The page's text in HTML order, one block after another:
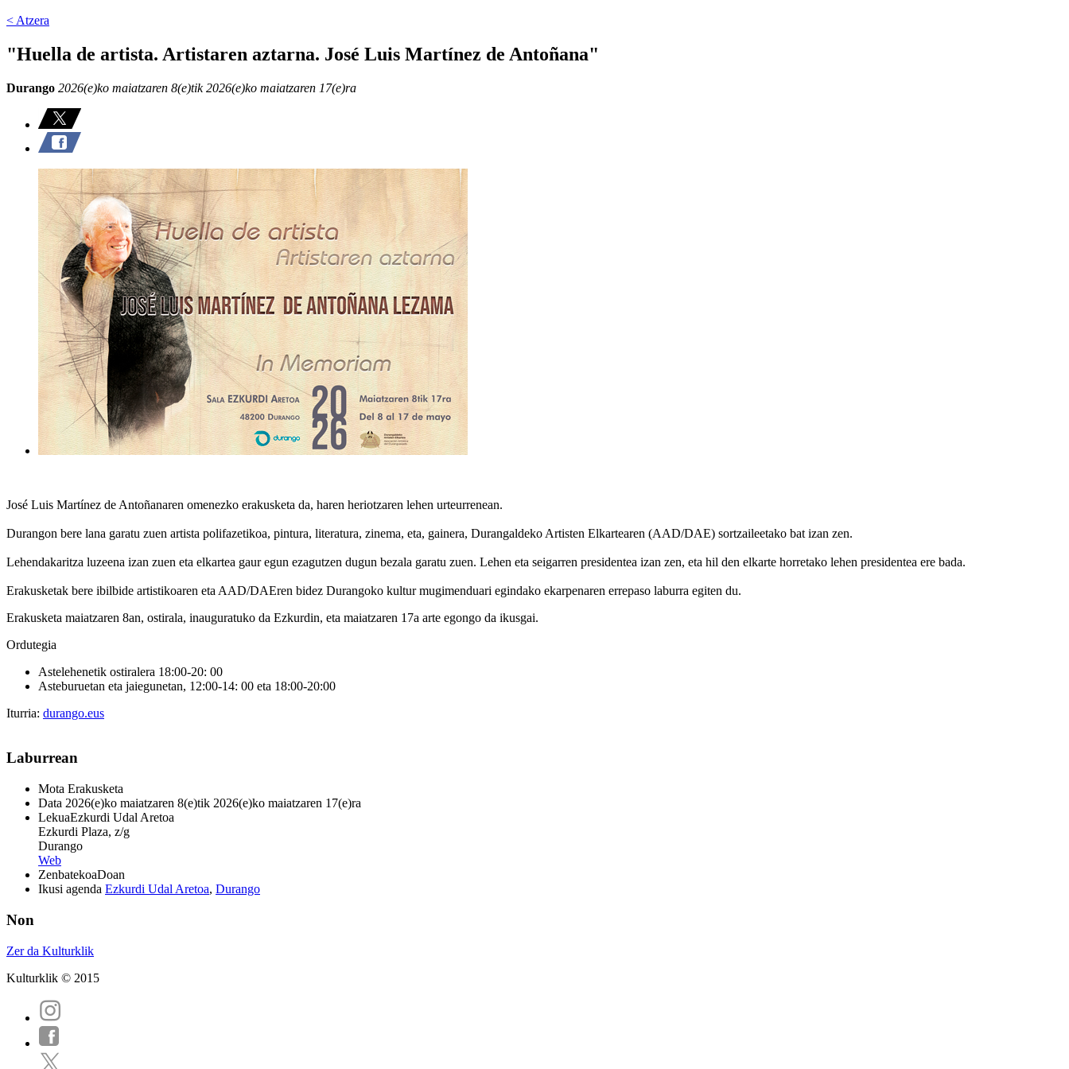
< Atzera
"Huella de artista. Artistaren aztarna. José Luis Martínez de Antoñana"
Durango 2026(e)ko maiatzaren 8(e)tik 2026(e)ko maiatzaren 17(e)ra
José Luis Martínez de Antoñanaren omenezko erakusketa da, haren heriotzaren lehen urteurrenean.
Durangon bere lana garatu zuen artista polifazetikoa, pintura, literatura, zinema, eta, gainera, Durangaldeko Artisten Elkartearen (AAD/DAE) sortzaileetako bat izan zen.
Lehendakaritza luzeena izan zuen eta elkartea gaur egun ezagutzen dugun bezala garatu zuen. Lehen eta seigarren presidentea izan zen, eta hil den elkarte horretako lehen presidentea ere bada.
Erakusketak bere ibilbide artistikoaren eta AAD/DAEren bidez Durangoko kultur mugimenduari egindako ekarpenaren errepaso laburra egiten du.
Erakusketa maiatzaren 8an, ostirala, inauguratuko da Ezkurdin, eta maiatzaren 17a arte egongo da ikusgai.
Ordutegia
Astelehenetik ostiralera 18:00-20: 00
Asteburuetan eta jaiegunetan, 12:00-14: 00 eta 18:00-20:00
Iturria: durango.eus
Laburrean
Mota Erakusketa
Data 2026(e)ko maiatzaren 8(e)tik 2026(e)ko maiatzaren 17(e)ra
LekuaEzkurdi Udal Aretoa
Ezkurdi Plaza, z/g
Durango
Web
ZenbatekoaDoan
Ikusi agenda Ezkurdi Udal Aretoa, Durango
Non
Zer da Kulturklik
Kulturklik © 2015